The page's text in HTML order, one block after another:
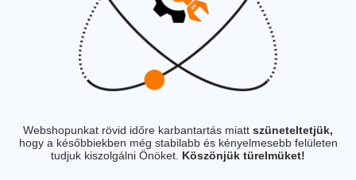
Webshopunkat rövid időre karbantartás miatt szüneteltetjük,
hogy a későbbiekben még stabilabb és kényelmesebb felületen
tudjuk kiszolgálni Önöket. Köszönjük türelmüket!